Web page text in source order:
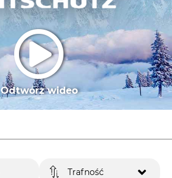
Odtwórz wideo
Trafność